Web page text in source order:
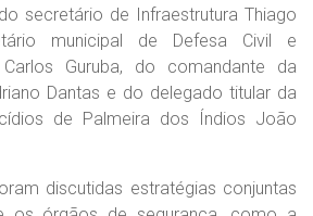
secretário de Infraestrutura Thiago
municipal de Defesa Civil e
Guruba, do comandante da
Dantas e do delegado titular da
de Palmeira dos Índios João
discutidas estratégias conjuntas